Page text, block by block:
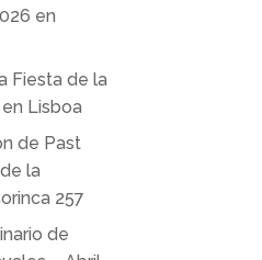
en
Fiesta de la
Lisboa
de Past
de la
Corinca 257
de